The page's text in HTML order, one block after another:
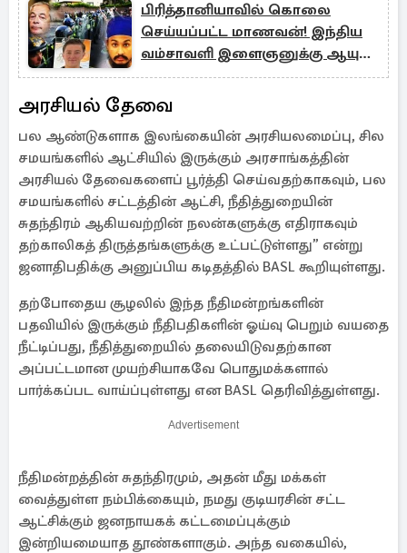
பிரித்தானியாவில் கொலை
செய்யப்பட்ட மாணவன்! இந்திய
வம்சாவளி இளைஞனுக்கு ஆயுள்
தண்டனை
அரசியல் தேவை
பல ஆண்டுகளாக இலங்கையின் அரசியலமைப்பு, சில
சமயங்களில் ஆட்சியில் இருக்கும் அரசாங்கத்தின்
அரசியல் தேவைகளைப் பூர்த்தி செய்வதற்காகவும், பல
சமயங்களில் சட்டத்தின் ஆட்சி, நீதித்துறையின்
சுதந்திரம் ஆகியவற்றின் நலன்களுக்கு எதிராகவும்
தற்காலிகத் திருத்தங்களுக்கு உட்பட்டுள்ளது” என்று
ஜனாதிபதிக்கு அனுப்பிய கடிதத்தில் BASL கூறியுள்ளது.
தற்போதைய சூழலில் இந்த நீதிமன்றங்களின்
பதவியில் இருக்கும் நீதிபதிகளின் ஓய்வு பெறும் வயதை
நீட்டிப்பது, நீதித்துறையில் தலையிடுவதற்கான
அப்பட்டமான முயற்சியாகவே பொதுமக்களால்
பார்க்கப்பட வாய்ப்புள்ளது என BASL தெரிவித்துள்ளது.
Advertisement
நீதிமன்றத்தின் சுதந்திரமும், அதன் மீது மக்கள்
வைத்துள்ள நம்பிக்கையும், நமது குடியரசின் சட்ட
ஆட்சிக்கும் ஜனநாயகக் கட்டமைப்புக்கும்
இன்றியமையாத தூண்களாகும். அந்த வகையில்,